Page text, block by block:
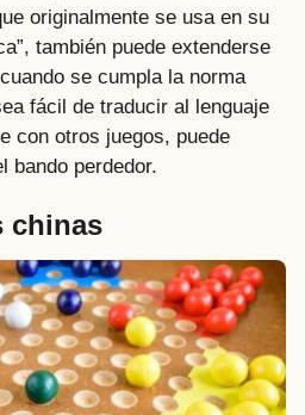
originalmente se usa en su
también puede extenderse
se cumpla la norma
fácil de traducir al lenguaje
con otros juegos, puede
bando perdedor.
chinas